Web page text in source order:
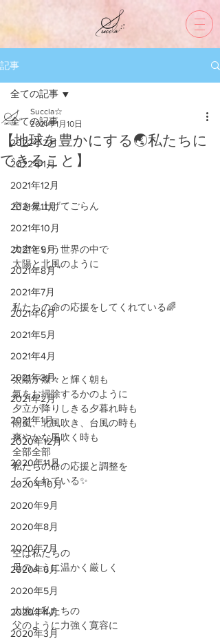
記事
全ての記事
2022年2月
2022年1月
2021年12月
2021年11月
2021年10月
2021年9月
2021年8月
2021年7月
2021年6月
2021年5月
2021年4月
2021年3月
2021年2月
2021年1月
2020年12月
2020年11月
2020年10月
2020年9月
2020年8月
2020年7月
2020年6月
2020年5月
2020年4月
2020年3月
全ての記事
【地球を豊かにする🌏私たちに
できること】
Succla☆
2021年1月10日
空を見上げてごらん
大空という世界の中で
太陽と北風のように
私たちの命の応援をしてくれている🌈
太陽が燦々と輝く朝も
氣をお掃除するかのように
夕立が降りしきる夕暮れ時も
雨嵐、北風吹き、台風の時も
爽やかな風吹く時も
全部全部
私たちの命の応援と調整を
してくれている✨
空は私たちの
母のように温かく厳しく
大地は私たちの
父のように力強く寛容に